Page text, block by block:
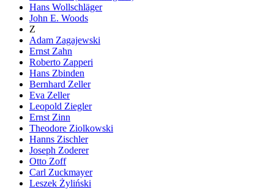
Hans Wollschläger
John E. Woods
Z
Adam Zagajewski
Ernst Zahn
Roberto Zapperi
Hans Zbinden
Bernhard Zeller
Eva Zeller
Leopold Ziegler
Ernst Zinn
Theodore Ziolkowski
Hanns Zischler
Joseph Zoderer
Otto Zoff
Carl Zuckmayer
Leszek Żyliński